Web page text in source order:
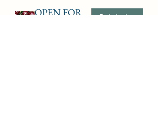
OPEN FORUM - TALK - PUBLIC Rejoindre